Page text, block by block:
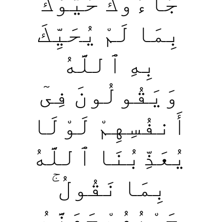
بِمَا لَمْ يُحَيِّكَ
بِهِ ٱللَّهُ
وَيَقُولُونَ فِىٓ
أَنفُسِهِمْ لَوْلَا
يُعَذِّبُنَا ٱللَّهُ
بِمَا نَقُولُ ۚ